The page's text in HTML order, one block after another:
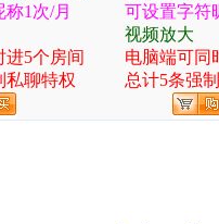
1次/月
可设置字符
视频放大
进5个房间
电脑端可同
私聊特权
总计5条强